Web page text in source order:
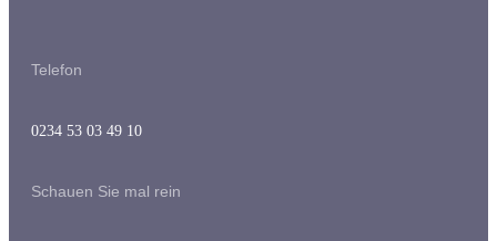
Telefon
0234 53 03 49 10
Schauen Sie mal rein